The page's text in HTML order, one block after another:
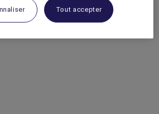
Tout accepter